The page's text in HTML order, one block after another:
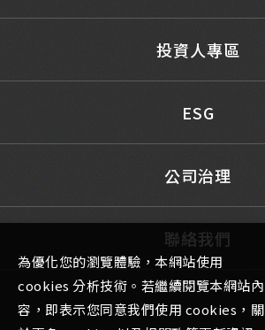
投資人專區
ESG
公司治理
聯絡我們
為優化您的瀏覽體驗，本網站使用
cookies 分析技術。若繼續閱覽本網站內
容，即表示您同意我們使用 cookies，關